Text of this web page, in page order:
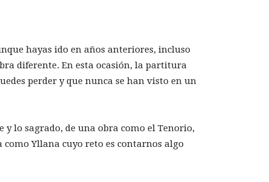
hayas ido en años anteriores, incluso
diferente. En esta ocasión, la partitura
perder y que nunca se han visto en un
y lo sagrado, de una obra como el Tenorio,
Yllana cuyo reto es contarnos algo